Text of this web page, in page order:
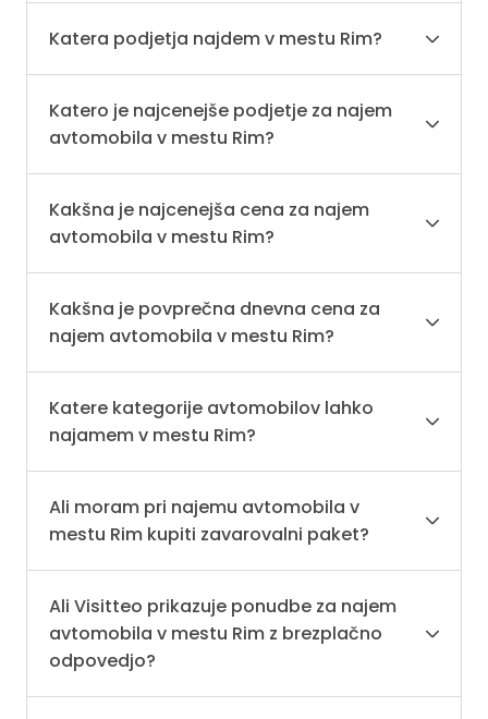
Katera podjetja najdem v mestu Rim?
Katero je najcenejše podjetje za najem
avtomobila v mestu Rim?
Kakšna je najcenejša cena za najem
avtomobila v mestu Rim?
Kakšna je povprečna dnevna cena za
najem avtomobila v mestu Rim?
Katere kategorije avtomobilov lahko
najamem v mestu Rim?
Ali moram pri najemu avtomobila v
mestu Rim kupiti zavarovalni paket?
Ali Visitteo prikazuje ponudbe za najem
avtomobila v mestu Rim z brezplačno
odpovedjo?